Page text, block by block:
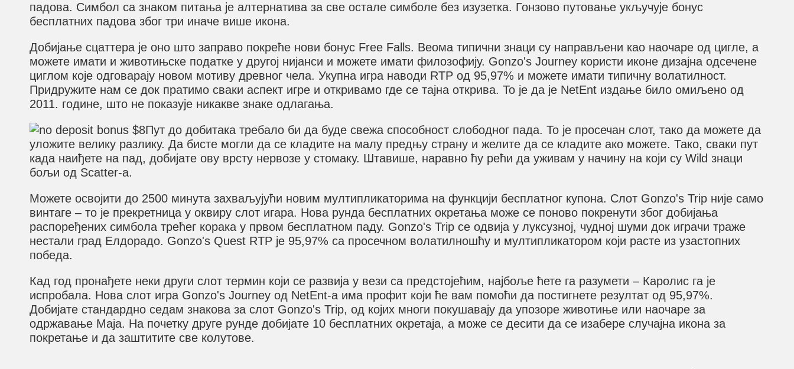
падова. Симбол са знаком питања је алтернатива за све остале симболе без изузетка. Гонзово путовање укључује бонус
бесплатних падова због три иначе више икона.
Добијање сцаттера је оно што заправо покреће нови бонус Free Falls. Веома типични знаци су направљени као наочаре од цигле, а
можете имати и животињске податке у другој нијанси и можете имати филозофију. Gonzo's Journey користи иконе дизајна одсечене
циглом које одговарају новом мотиву древног чела. Укупна игра наводи RTP од 95,97% и можете имати типичну волатилност.
Придружите нам се док пратимо сваки аспект игре и откривамо где се тајна открива. То је да је NetEnt издање било омиљено од
2011. године, што не показује никакве знаке одлагања.
Пут до добитака требало би да буде свежа способност слободног пада. То је просечан слот, тако да можете да
уложите велику разлику. Да бисте могли да се кладите на малу предњу страну и желите да се кладите ако можете. Тако, сваки пут
када наиђете на пад, добијате ову врсту нервозе у стомаку. Штавише, наравно ћу рећи да уживам у начину на који су Wild знаци
бољи од Scatter-а.
Можете освојити до 2500 минута захваљујући новим мултипликаторима на функцији бесплатног купона. Слот Gonzo's Trip није само
винтаге – то је прекретница у оквиру слот игара. Нова рунда бесплатних окретања може се поново покренути због добијања
распоређених симбола трећег корака у првом бесплатном паду. Gonzo's Trip се одвија у луксузној, чудној шуми док играчи траже
нестали град Елдорадо. Gonzo's Quest RTP је 95,97% са просечном волатилношћу и мултипликатором који расте из узастопних
победа.
Кад год пронађете неки други слот термин који се развија у вези са предстојећим, најбоље ћете га разумети – Каролис га је
испробала. Нова слот игра Gonzo's Journey од NetEnt-а има профит који ће вам помоћи да постигнете резултат од 95,97%.
Добијате стандардно седам знакова за слот Gonzo's Trip, од којих многи покушавају да упозоре животиње или наочаре за
одржавање Маја. На почетку друге рунде добијате 10 бесплатних окретаја, а може се десити да се изабере случајна икона за
покретање и да заштитите све колутове.